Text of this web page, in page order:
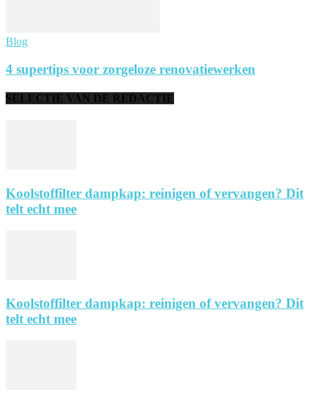
Blog
4 supertips voor zorgeloze renovatiewerken
SELECTIE VAN DE REDACTIE
Koolstoffilter dampkap: reinigen of vervangen? Dit
telt echt mee
Koolstoffilter dampkap: reinigen of vervangen? Dit
telt echt mee